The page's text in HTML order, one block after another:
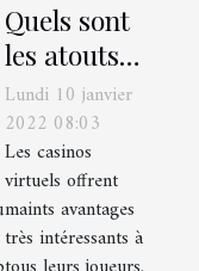
Quels sont
les atouts
des
plateformes
de jeux de
casino ?
Lundi 10 janvier
2022 08:03
Les casinos
virtuels offrent
maints avantages
très intéressants à